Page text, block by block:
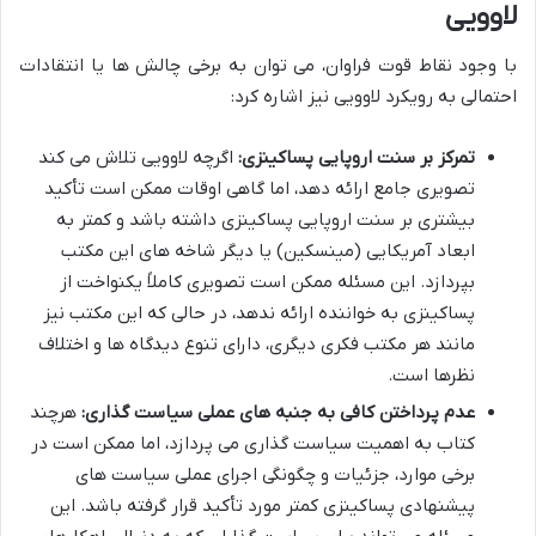
لاوویی
با وجود نقاط قوت فراوان، می توان به برخی چالش ها یا انتقادات
احتمالی به رویکرد لاوویی نیز اشاره کرد:
تمرکز بر سنت اروپایی پساکینزی: اگرچه لاوویی تلاش می کند
تصویری جامع ارائه دهد، اما گاهی اوقات ممکن است تأکید
بیشتری بر سنت اروپایی پساکینزی داشته باشد و کمتر به
ابعاد آمریکایی (مینسکین) یا دیگر شاخه های این مکتب
بپردازد. این مسئله ممکن است تصویری کاملاً یکنواخت از
پساکینزی به خواننده ارائه ندهد، در حالی که این مکتب نیز
مانند هر مکتب فکری دیگری، دارای تنوع دیدگاه ها و اختلاف
نظرها است.
عدم پرداختن کافی به جنبه های عملی سیاست گذاری: هرچند
کتاب به اهمیت سیاست گذاری می پردازد، اما ممکن است در
برخی موارد، جزئیات و چگونگی اجرای عملی سیاست های
پیشنهادی پساکینزی کمتر مورد تأکید قرار گرفته باشد. این